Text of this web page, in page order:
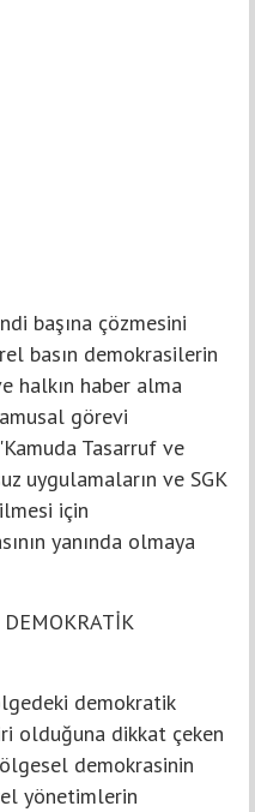
başına çözmesini
basın demokrasilerin
halkın haber alma
görevi
Tasarruf ve
uygulamaların ve SGK
için
yanında olmaya
demokratik
olduğuna dikkat çeken
demokrasinin
yönetimlerin